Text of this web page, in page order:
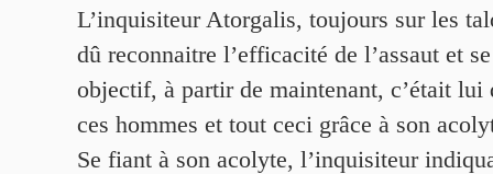
L’inquisiteur Atorgalis, toujours sur les
dû reconnaitre l’efficacité de l’assaut et
objectif, à partir de maintenant, c’était
ces hommes et tout ceci grâce à son
Se fiant à son acolyte, l’inquisiteur